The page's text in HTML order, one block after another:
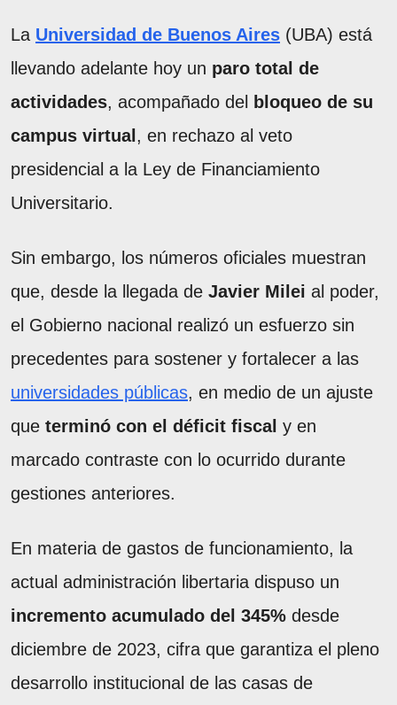
La Universidad de Buenos Aires (UBA) está
llevando adelante hoy un paro total de
actividades, acompañado del
bloqueo de su
campus virtual , en rechazo al veto
presidencial a la Ley de Financiamiento
Universitario.
Sin embargo, los números oficiales muestran
que, desde la llegada de Javier Milei al poder,
el Gobierno nacional realizó un esfuerzo sin
precedentes para sostener y fortalecer a las
universidades públicas, en medio de un ajuste
que terminó con el déficit fiscal y en
marcado contraste con lo ocurrido durante
gestiones anteriores.
En materia de gastos de funcionamiento, la
actual administración libertaria dispuso un
incremento acumulado del 345% desde
diciembre de 2023, cifra que garantiza el pleno
desarrollo institucional de las casas de